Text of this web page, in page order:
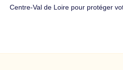
Centre-Val de Loire pour protéger